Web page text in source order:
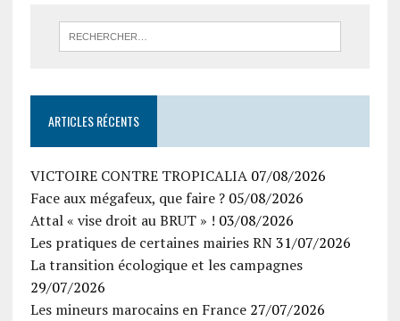
ARTICLES RÉCENTS
VICTOIRE CONTRE TROPICALIA 07/08/2026
Face aux mégafeux, que faire ? 05/08/2026
Attal « vise droit au BRUT » ! 03/08/2026
Les pratiques de certaines mairies RN 31/07/2026
La transition écologique et les campagnes
29/07/2026
Les mineurs marocains en France 27/07/2026